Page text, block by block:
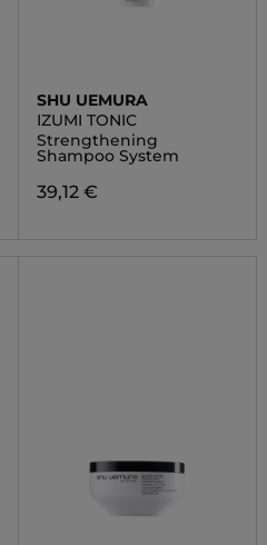
SHU UEMURA
IZUMI TONIC
Strengthening
Shampoo System
39,12 €